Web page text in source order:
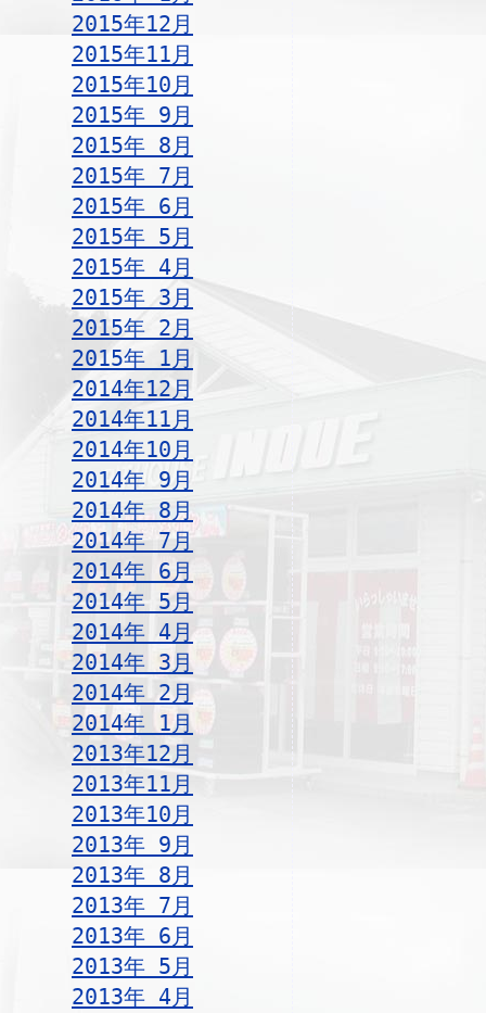
2015年12月
2015年11月
2015年10月
2015年 9月
2015年 8月
2015年 7月
2015年 6月
2015年 5月
2015年 4月
2015年 3月
2015年 2月
2015年 1月
2014年12月
2014年11月
2014年10月
2014年 9月
2014年 8月
2014年 7月
2014年 6月
2014年 5月
2014年 4月
2014年 3月
2014年 2月
2014年 1月
2013年12月
2013年11月
2013年10月
2013年 9月
2013年 8月
2013年 7月
2013年 6月
2013年 5月
2013年 4月